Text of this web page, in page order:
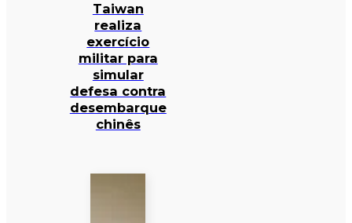
Taiwan
realiza
exercício
militar para
simular
defesa contra
desembarque
chinês